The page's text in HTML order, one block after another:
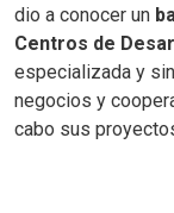
dio a conocer un
Centros de
especializada y
negocios y
cabo sus